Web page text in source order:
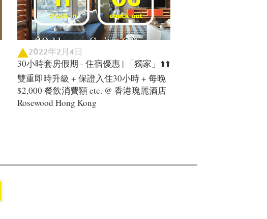
2022年2月4日
30小時套房假期 - 住宿優惠 | 「獨家」⬆️⬆️
雙重即時升級 + 保證入住30小時 + 每晚
$2,000 餐飲消費額 etc. @ 香港瑰麗酒店
Rosewood Hong Kong